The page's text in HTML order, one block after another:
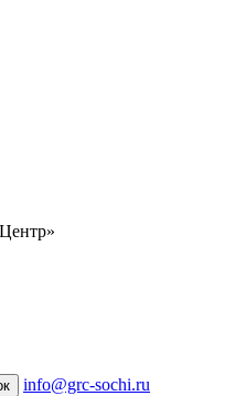
info@grc-sochi.ru